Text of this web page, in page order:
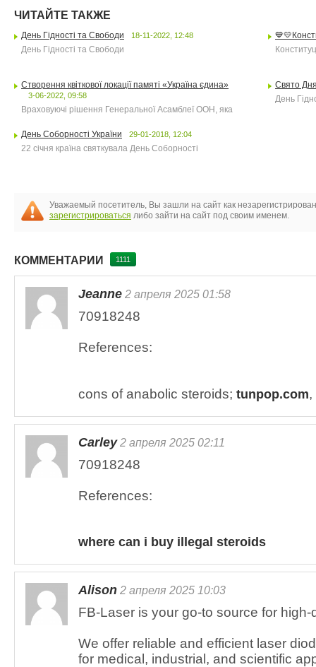
ЧИТАЙТЕ ТАКЖЕ
День Гідності та Свободи 18-11-2022, 12:48
День Гідності та Свободи
Створення квіткової локації памяті «Україна єдина»
3-06-2022, 09:58
Враховуючі рішення Генеральної Асамблеї ООН, яка
Свято
День
День Соборності України 29-01-2018, 12:04
22 січня країна святкувала День Соборності
Уважаемый посетитель, Вы зашли на сайт как
зарегистрироваться либо зайти на сайт под своим именем.
КОММЕНТАРИИ 1111
Jeanne 2 апреля 2025 01:58
70918248
References:
cons of anabolic steroids; tunpop.com,
Carley2 апреля 2025 02:11
70918248
References:
where can i buy illegal steroids
Alison 2 апреля 2025 10:03
FB-Laser is your go-to source for
We offer reliable and efficient laser
for medical, industrial, and scientific